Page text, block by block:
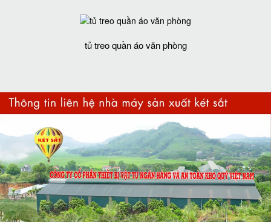
tủ treo quần áo văn phòng